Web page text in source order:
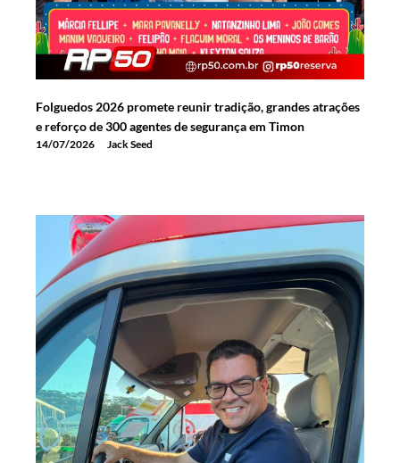
Folguedos 2026 promete reunir tradição, grandes atrações
e reforço de 300 agentes de segurança em Timon
14/07/2026 Jack Seed